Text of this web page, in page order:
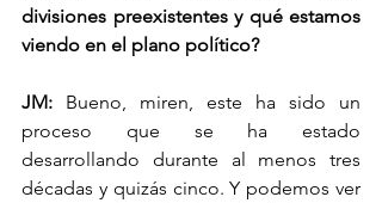
divisiones preexistentes y qué estamos
viendo en el plano político?
JM: Bueno, miren, este ha sido un
proceso que se ha estado
desarrollando durante al menos tres
décadas y quizás cinco. Y podemos ver